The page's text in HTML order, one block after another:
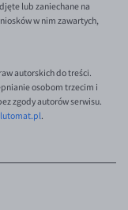
lub zaniechane na
w nim zawartych,
autorskich do treści.
osobom trzecim i
zgody autorów serwisu.
.